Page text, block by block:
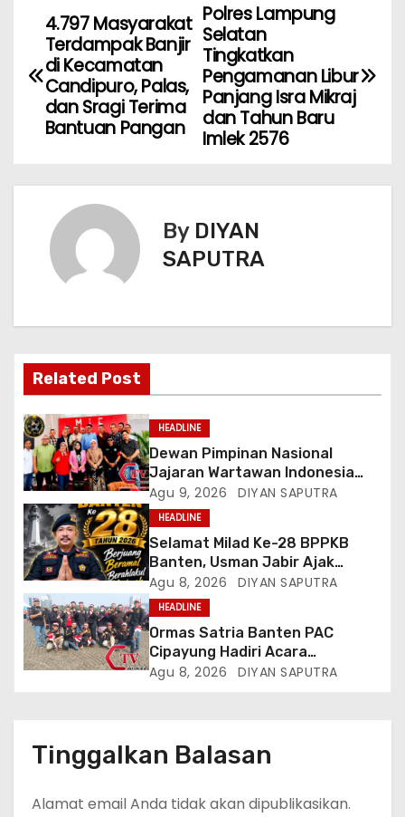
Polres Lampung
Selatan
Tingkatkan
Pengamanan Libur
Panjang Isra Mikraj
dan Tahun Baru
Imlek 2576
4.797 Masyarakat
Terdampak Banjir
di Kecamatan
Candipuro, Palas,
dan Sragi Terima
Bantuan Pangan
By DIYAN
SAPUTRA
Related Post
HEADLINE
Dewan Pimpinan Nasional
Jajaran Wartawan Indonesia
(DPN-JWI) Menggelar Rapat
Konsolidasi Dan Restrukturisasi
Di Jakarta
Agu 9, 2026 DIYAN SAPUTRA
HEADLINE
Selamat Milad Ke-28 BPPKB
Banten, Usman Jabir Ajak
Perkuat Solidaritas Dan
Kebersamaan
Agu 8, 2026 DIYAN SAPUTRA
HEADLINE
Ormas Satria Banten PAC
Cipayung Hadiri Acara
Menjelang HUT Ke-81
Agu 8, 2026 DIYAN SAPUTRA
Tinggalkan Balasan
Alamat email Anda tidak akan dipublikasikan.